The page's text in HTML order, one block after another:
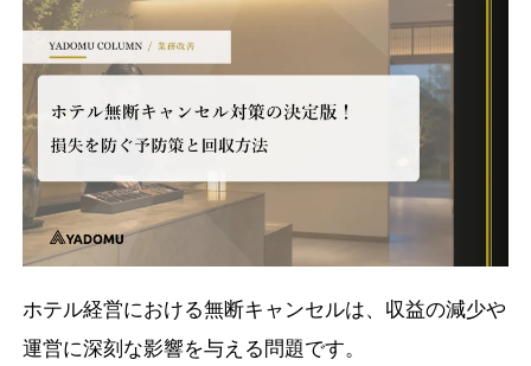
ホテル経営における無断キャンセルは、収益の減少や
運営に深刻な影響を与える問題です。